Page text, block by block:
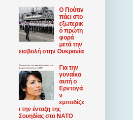
Ο Πούτιν
πάει στο
εξωτερικ
ό πρώτη
φορά
μετά την
εισβολή στην Ουκρανία
Για την
γυναίκα
αυτή ο
Ερντογά
ν
εμποδίζε
ι την ένταξη της
Σουηδίας στο ΝΑΤΟ